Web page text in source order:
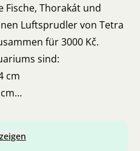
Fische, Thorakát und
Luftsprudler von Tetra
für 3000 Kč.
sind:
cm
defekt,